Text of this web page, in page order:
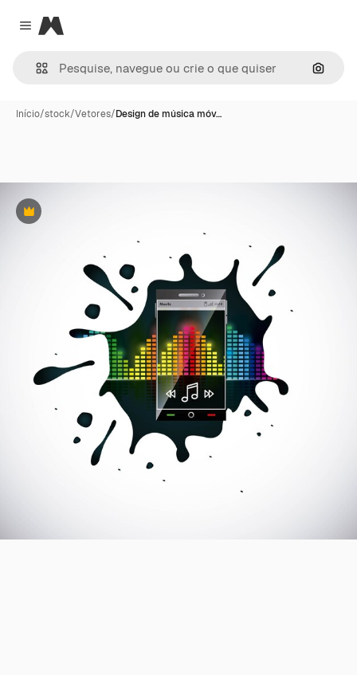
Close menu
Magnific
Início/stock/Vetores/Design de música móv…
Premium